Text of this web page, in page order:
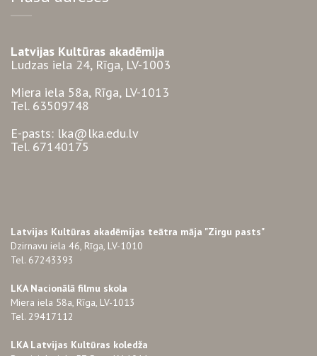
Latvijas Kultūras akadēmija
Ludzas iela 24, Rīga, LV-1003
Miera iela 58a, Rīga, LV-1013
Tel. 63509748
E-pasts: lka@lka.edu.lv
Tel. 67140175
Latvijas Kultūras akadēmijas teātra māja "Zirgu pasts"
Dzirnavu iela 46, Rīga, LV-1010
Tel. 67243393
LKA Nacionālā filmu skola
Miera iela 58a, Rīga, LV-1013
Tel. 29417112
LKA Latvijas Kultūras koledža